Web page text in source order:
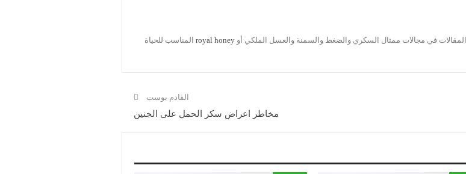
في مجالات ممثال السكري والضغط والسمنة والعسل الملكي أو royal honey المناسب للحياة
القادم بوست
مخاطر اعراض سكر الحمل على الجنين